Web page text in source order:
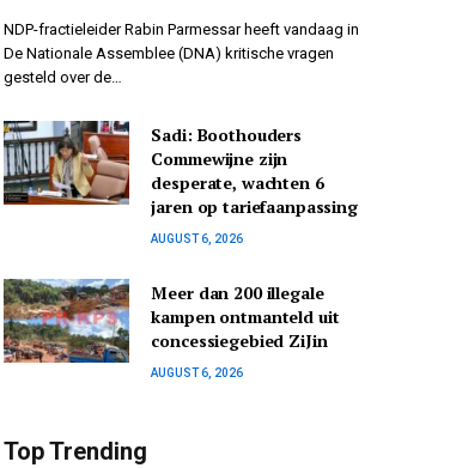
NDP-fractieleider Rabin Parmessar heeft vandaag in
De Nationale Assemblee (DNA) kritische vragen
gesteld over de…
Sadi: Boothouders
Commewijne zijn
desperate, wachten 6
jaren op tariefaanpassing
AUGUST 6, 2026
Meer dan 200 illegale
kampen ontmanteld uit
concessiegebied ZiJin
AUGUST 6, 2026
Top Trending